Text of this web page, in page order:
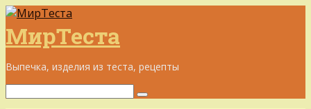
Перейти
к
контенту
МирТеста
Выпечка, изделия из теста, рецепты
Поиск: